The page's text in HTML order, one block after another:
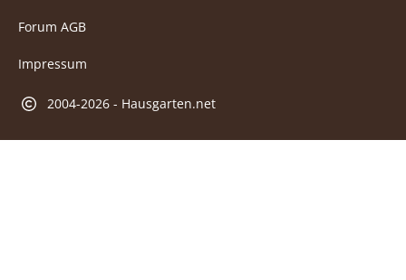
Forum AGB
Impressum
2004-2026 - Hausgarten.net